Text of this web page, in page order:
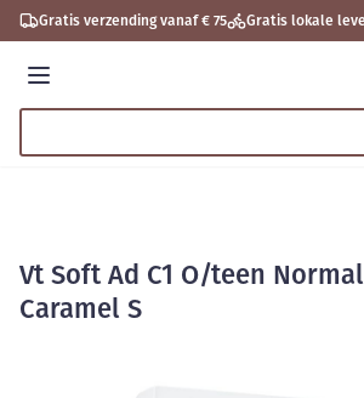
Ga naar de inhoud
Gratis verzending vanaf € 75 Gratis lokale
Menu
Vt Soft Ad C1 O/teen
Caramel S